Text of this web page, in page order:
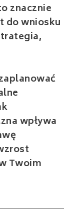
znacznie
do wniosku
wpływa
Twoim